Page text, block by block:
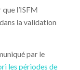
l’ISFM
la validation
par le
les périodes de